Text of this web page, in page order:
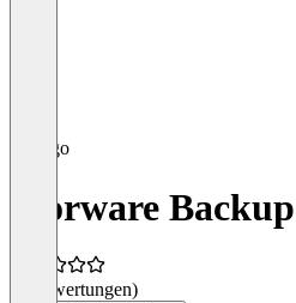
Storware
(0 Bewertungen)